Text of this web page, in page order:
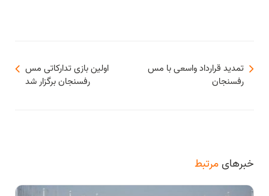
اولین بازی تدارکاتی مس
رفسنجان برگزار شد
تمدید قرارداد واسعی با مس
رفسنجان
خبرهایمرتبط